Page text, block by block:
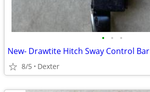
• • •
New- Drawtite Hitch Sway Control Bar
8/5 Dexter